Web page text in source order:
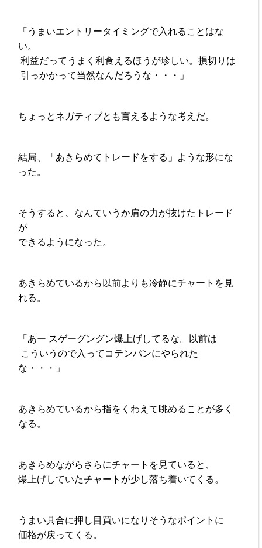
「うまいエントリータイミングで入れることはな
い。
利益だってうまく利食えるほうが珍しい。損切りは
引っかかって当然なんだろうな・・・」
ちょっとネガティブとも言えるような考えだ。
結局、「あきらめてトレードをする」ような形にな
った。
そうすると、なんていうか肩の力が抜けたトレード
が
できるようになった。
あきらめているから以前よりも冷静にチャートを見
れる。
「あー スゲーグングン爆上げしてるな。以前は
こういうので入ってコテンパンにやられた
な・・・」
あきらめているから指をくわえて眺めることが多く
なる。
あきらめながらさらにチャートを見ていると、
爆上げしていたチャートが少し落ち着いてくる。
うまい具合に押し目買いになりそうなポイントに
価格が戻ってくる。